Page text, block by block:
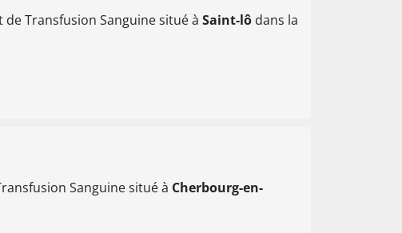
Transfusion Sanguine situé à Saint-lô dans la
Sanguine situé à Cherbourg-en-